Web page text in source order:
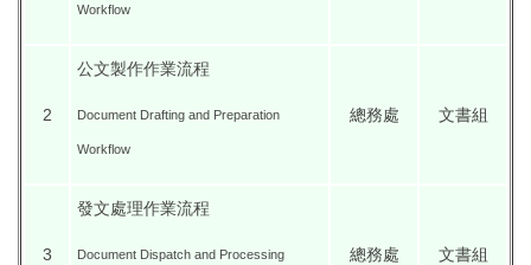
出納組Cashier Division
文書組Documentation Division
Download
Workflow
2
公文製作作業流程
Document Drafting and Preparation
Workflow
總務處 文書組
3
發文處理作業流程
Document Dispatch and Processing 總務處 文書組